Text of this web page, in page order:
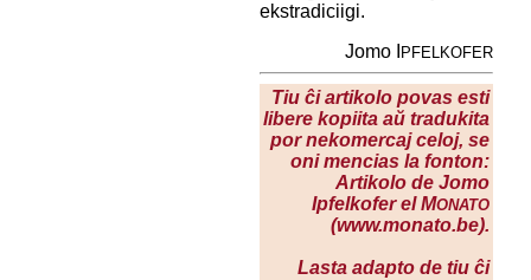
ekstradiciigi.
Jomo I
PFELKOFER
Tiu ĉi artikolo povas esti
libere kopiita aŭ tradukita
por nekomercaj celoj, se
oni mencias la fonton:
Artikolo de Jomo
Ipfelkofer el MONATO
(www.monato.be).
Lasta adapto de tiu ĉi